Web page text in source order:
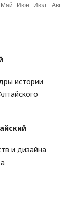
истории
и дизайна